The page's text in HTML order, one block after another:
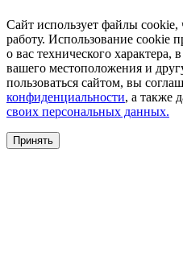
Сайт использует файлы cookie,
работу. Использование cookie
о вас технического характера,
вашего местоположения и
пользоваться сайтом, вы
конфиденциальности, а также
своих персональных данных.
Принять